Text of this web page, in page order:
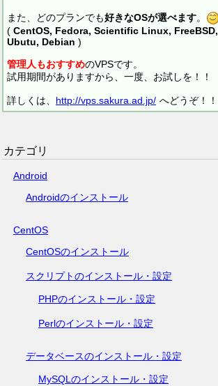
また、どのプランでも好きなOSが選べます。
( CentOS, Fedora, Scientific Linux, FreeBSD,
Ubutu, Debian )
管理人もおすすめのVPSです。
試用期間がありますから、一度、お試しを！！
詳しくは、 http://vps.sakura.ad.jp/ へどうぞ！！
カテゴリ
Android
Androidのインストール
CentOS
CentOSのインストール
スクリプトのインストール・設定
PHPのインストール・設定
Perlのインストール・設定
データベースのインストール・設定
MySQLのインストール・設定